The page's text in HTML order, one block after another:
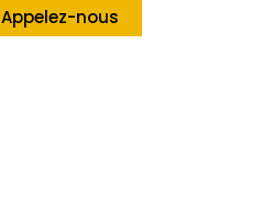
Appelez-nous